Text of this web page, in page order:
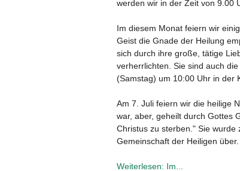
werden wir in der Zeit von 9.00
Im diesem Monat feiern wir
Geist die Gnade der Heilung
sich durch ihre große, tätige
verherrlichten. Sie sind auch
(Samstag) um 10:00 Uhr in der
Am 7. Juli feiern wir die heilige
war, aber, geheilt durch Gottes
Christus zu sterben." Sie
Gemeinschaft der Heiligen über.
Weiterlesen: Im...